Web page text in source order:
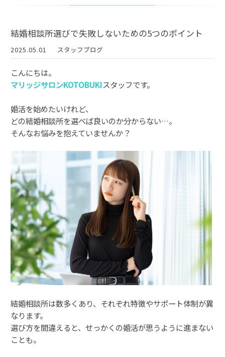
結婚相談所選びで失敗しないための5つのポイント
2025.05.01 スタッフブログ
こんにちは。
マリッジサロンKOTOBUKIスタッフです。
婚活を始めたいけれど、
どの結婚相談所を選べば良いのか分からない…。
そんなお悩みを抱えていませんか？
結婚相談所は数多くあり、それぞれ特徴やサポート体制が異
なります。
選び方を間違えると、せっかくの婚活が思うように進まない
ことも。